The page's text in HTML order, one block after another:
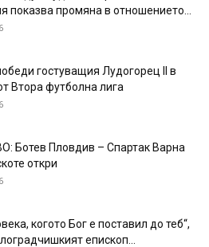
показва промяна в отношението...
гостуващия Лудогорец II в
Втора футболна лига
Ботев Пловдив – Спартак Варна
откри
когото Бог е поставил до теб“,
епископ...